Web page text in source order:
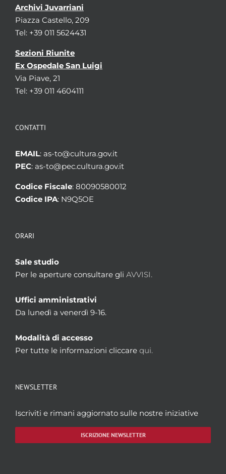
Archivi Juvarriani
Piazza Castello, 209
Tel: +39 011 5624431
Sezioni Riunite
Ex Ospedale San Luigi
Via Piave, 21
Tel: +39 011 4604111
CONTATTI
EMAIL: as-to@cultura.gov.it
PEC: as-to@pec.cultura.gov.it
Codice Fiscale: 80090580012
Codice IPA: N9Q5OE
ORARI
Sale studio
Per le aperture consultare gli AVVISI.
Uffici amministrativi
Da lunedì a venerdì 9-16.
Modalità di accesso
Per tutte le informazioni cliccare qui.
NEWSLETTER
Iscriviti e rimani aggiornato sulle nostre iniziative
ISCRIZIONE NEWSLETTER